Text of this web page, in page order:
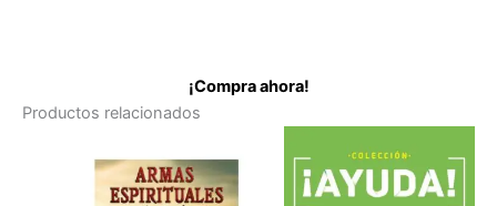
¡Compra ahora!
Productos relacionados